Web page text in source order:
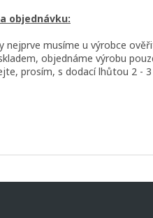
objednávku:
nejprve musíme u výrobce
objednáme výrobu
prosím, s dodací lhůtou 2 - 3